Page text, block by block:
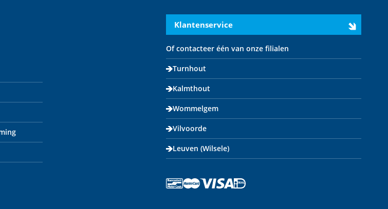
Klantenservice
Of contacteer één van onze filialen
Turnhout
Kalmthout
Wommelgem
Vilvoorde
Leuven (Wilsele)